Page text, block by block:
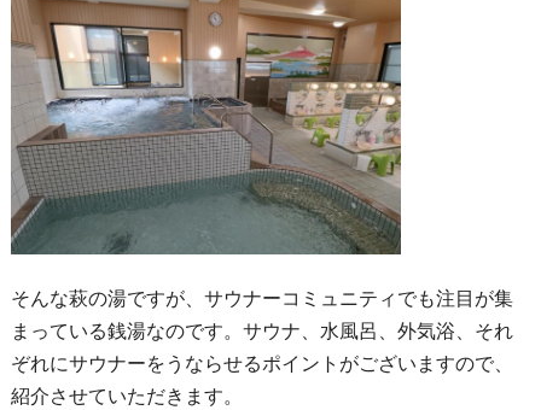
そんな萩の湯ですが、サウナーコミュニティでも注目が集
まっている銭湯なのです。サウナ、水風呂、外気浴、それ
ぞれにサウナーをうならせるポイントがございますので、
紹介させていただきます。